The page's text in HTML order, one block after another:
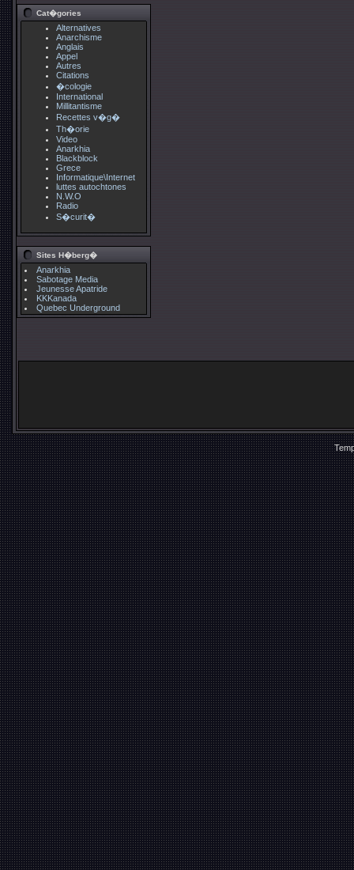
Cat�gories
Alternatives
Anarchisme
Anglais
Appel
Autres
Citations
�cologie
International
Millitantisme
Recettes v�g�
Th�orie
Video
Anarkhia
Blackblock
Grece
Informatique\Internet
luttes autochtones
N.W.O
Radio
S�curit�
Sites H�berg�
Anarkhia
Sabotage Media
Jeunesse Apatride
KKKanada
Quebec Underground